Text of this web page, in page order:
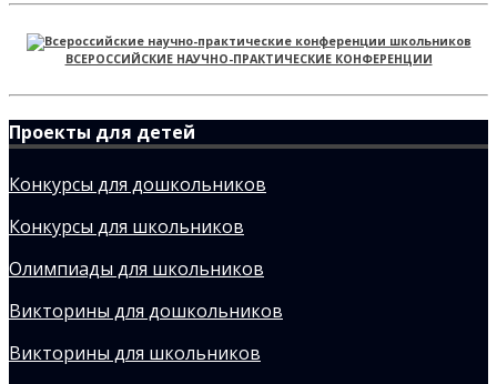
ВСЕРОССИЙСКИЕ НАУЧНО-ПРАКТИЧЕСКИЕ КОНФЕРЕНЦИИ
Проекты для детей
Конкурсы для дошкольников
Конкурсы для школьников
Олимпиады для школьников
Викторины для дошкольников
Викторины для школьников